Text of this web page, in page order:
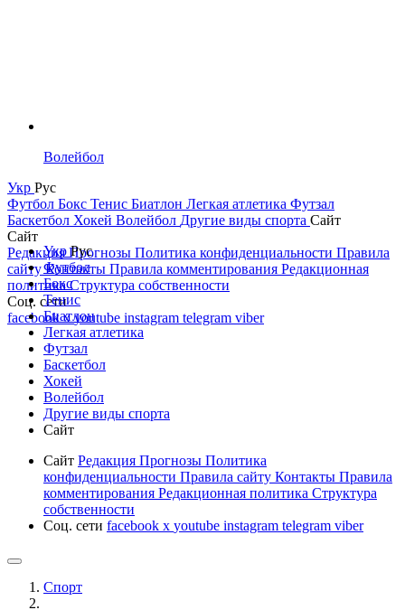
Волейбол
Укр Рус
Футбол Бокс Тенис Биатлон Легкая атлетика Футзал
Баскетбол Хокей Волейбол Другие виды спорта Сайт
Сайт
РедакцияПрогнозы Политика конфиденциальности Правила
сайтуКонтакты Правила комментирования Редакционная
политикаСтруктура собственности
Соц. сети
facebookxyoutube instagram telegram viber
УкрРус
Футбол
Бокс
Тенис
Биатлон
Легкая атлетика
Футзал
Баскетбол
Хокей
Волейбол
Другие виды спорта
Сайт
Сайт Редакция Прогнозы Политика
конфиденциальности Правила сайту Контакты Правила
комментирования Редакционная политика Структура
собственности
Соц. сети facebook x youtube instagram telegram viber
Спорт